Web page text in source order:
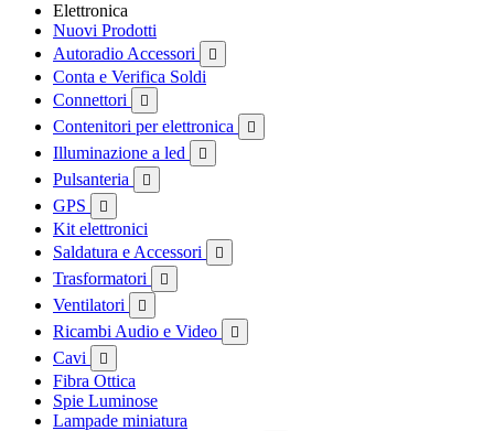
Elettronica
Nuovi Prodotti
Autoradio Accessori

Conta e Verifica Soldi
Connettori

Contenitori per elettronica 
Illuminazione a led 
Pulsanteria 
GPS 
Kit elettronici
Saldatura e Accessori

Trasformatori 
Ventilatori 
Ricambi Audio e Video 
Cavi 
Fibra Ottica
Spie Luminose
Lampade miniatura